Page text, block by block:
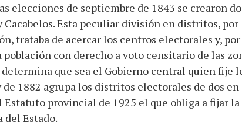
elecciones de septiembre de 1843 se crearon
Esta peculiar división en distritos, por
trataba de acercar los centros electorales y,
población con derecho a voto censitario de las
que sea el Gobierno central quien fije
1882 agrupa los distritos electorales de dos en
Estatuto provincial de 1925 el que obliga a fijar la
Estado.